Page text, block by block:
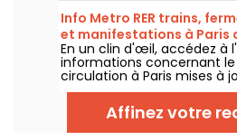
certaines lignes, selon la
Info Metro RER trains,
et manifestations à Paris
août 2026
En un clin d'œil, accédez à
informations concernant
circulation à Paris mises à
réel. Metro RER et Transilien
travaux, circulation, grands
manifestations, on vous
informations pratiques à
Affinez votre